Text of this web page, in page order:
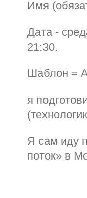
Имя
Дата -
21:30.
Шаблон =
я
Я сам иду
поток» в